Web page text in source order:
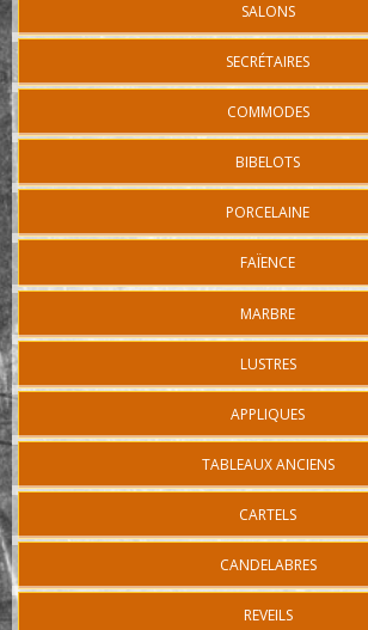
SALONS
SECRÉTAIRES
COMMODES
BIBELOTS
PORCELAINE
FAÏENCE
MARBRE
LUSTRES
APPLIQUES
TABLEAUX ANCIENS
CARTELS
CANDELABRES
REVEILS